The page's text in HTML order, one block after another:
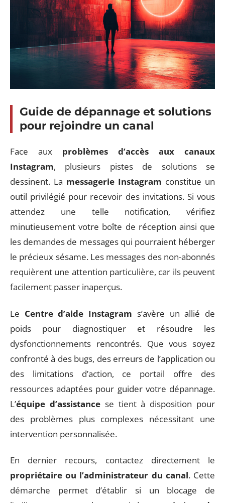
Guide de dépannage et solutions
pour rejoindre un canal
Face aux problèmes d’accès aux canaux
Instagram, plusieurs pistes de solutions se
dessinent. La messagerie Instagram constitue un
outil privilégié pour recevoir des invitations. Si vous
attendez une telle notification, vérifiez
minutieusement votre boîte de réception ainsi que
les demandes de messages qui pourraient héberger
le précieux sésame. Les messages des non-abonnés
requièrent une attention particulière, car ils peuvent
facilement passer inaperçus.
Le Centre d’aide Instagram s’avère un allié de
poids pour diagnostiquer et résoudre les
dysfonctionnements rencontrés. Que vous soyez
confronté à des bugs, des erreurs de l’application ou
des limitations d’action, ce portail offre des
ressources adaptées pour guider votre dépannage.
L’équipe d’assistancese tient à disposition pour
des problèmes plus complexes nécessitant une
intervention personnalisée.
En dernier recours, contactez directement le
propriétaire ou l’administrateur du canal. Cette
démarche permet d’établir si un blocage de